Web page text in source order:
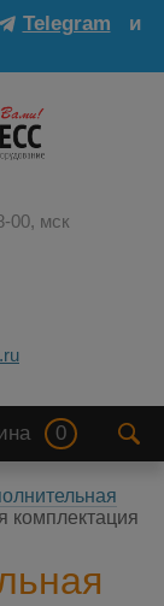
Telegram
и
00, мск
0
комплектация